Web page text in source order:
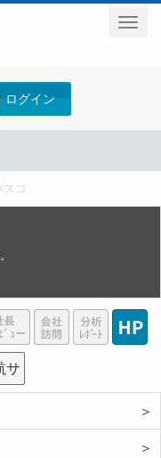
ログイン
スコ
サ
＞
＞